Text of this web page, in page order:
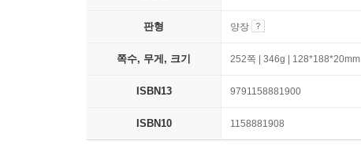
판형 양장
쪽수, 무게, 크기 252쪽 | 346g | 128*188*20mm
ISBN13 9791158881900
ISBN10 1158881908